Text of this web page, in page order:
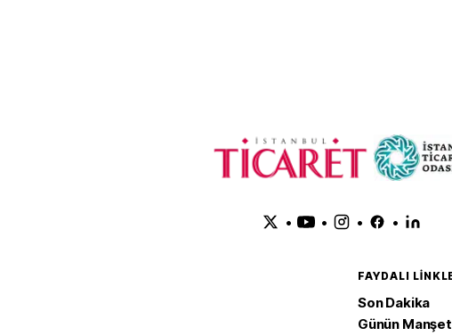
• • • •
FAYDALI
Son Dakika
Günün